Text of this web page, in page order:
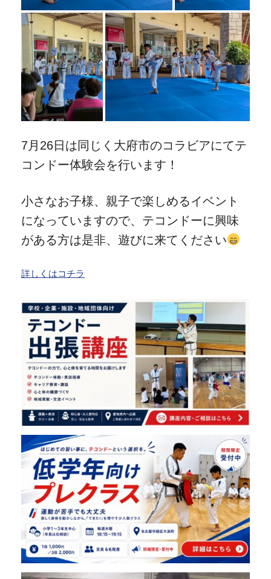
7月26日は同じく大府市のコラビアにてテ
コンドー体験会を行います！
小さなお子様、親子で楽しめるイベント
になっていますので、テコンドーに興味
がある方は是非、遊びに来てください
詳しくはコチラ